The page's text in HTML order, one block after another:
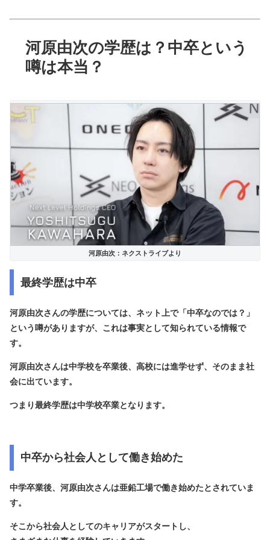
河原由次の学歴は？中卒という
噂は本当？
河原由次：ネクストライブより
最終学歴は中卒
河原由次さんの学歴については、ネット上で「中卒なのでは？」
という噂がありますが、これは事実として知られている情報で
す。
河原由次さんは中学校を卒業後、高校には進学せず、そのまま社
会に出ています。
つまり最終学歴は中学校卒業となります。
中卒から社会人として働き始めた
中学卒業後、河原由次さんは亜鉛工場で働き始めたとされていま
す。
そこから社会人としてのキャリアがスタートし、